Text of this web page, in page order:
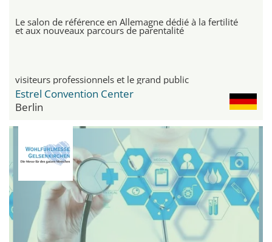
Le salon de référence en Allemagne dédié à la fertilité
et aux nouveaux parcours de parentalité
visiteurs professionnels et le grand public
Estrel Convention Center
Berlin